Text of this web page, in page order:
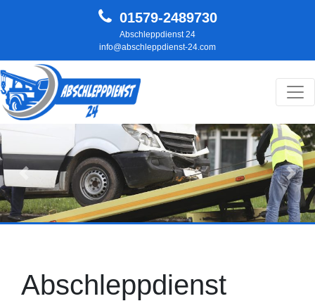
01579-2489730
Abschleppdienst 24
info@abschleppdienst-24.com
Hauptnavigation
Zurück
Abschleppdienst